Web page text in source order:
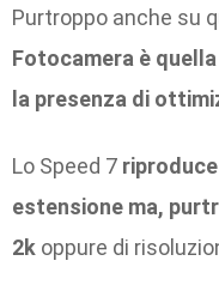
Purtroppo anche su
Fotocamera è
la presenza di
Lo Speed 7
estensione ma,
2k oppure di